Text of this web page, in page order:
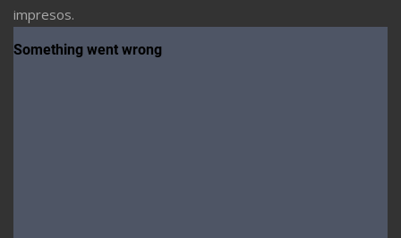
impresos.